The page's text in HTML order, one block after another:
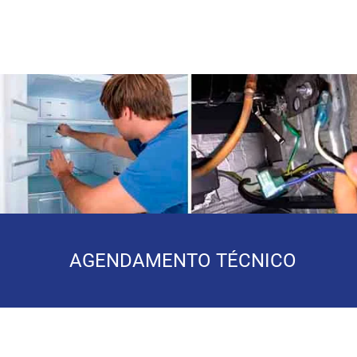
AGENDAMENTO TÉCNICO